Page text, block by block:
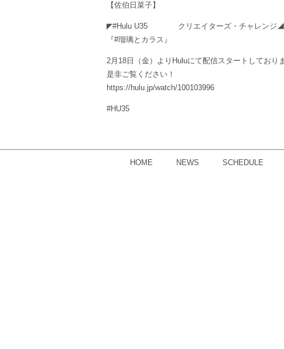
【佐伯日菜子】
◤#Hulu U35 クリエイターズ・チャレンジ◢
『#瑠璃とカラス』
2月18日（金）よりHuluにて配信スタートしており
是非ご覧ください！
https://hulu.jp/watch/100103996
#HU35
HOME NEWS SCHEDULE